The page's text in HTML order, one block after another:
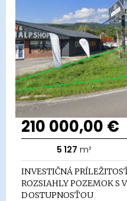
210 000,00 €
5 127 m²
INVESTIČNÁ
ROZSIAHLY POZEMOK S
DOSTUPNOSŤOU